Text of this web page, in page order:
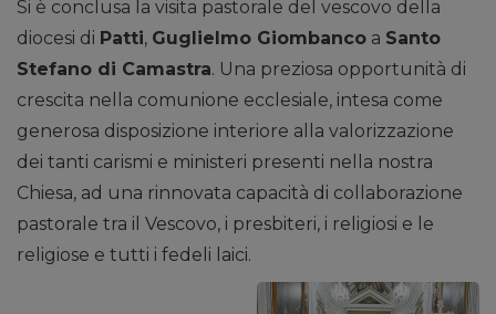
Si è conclusa la visita pastorale del vescovo della
diocesi di Patti, Guglielmo Giombanco a Santo
Stefano di Camastra. Una preziosa opportunità di
crescita nella comunione ecclesiale, intesa come
generosa disposizione interiore alla valorizzazione
dei tanti carismi e ministeri presenti nella nostra
Chiesa, ad una rinnovata capacità di collaborazione
pastorale tra il Vescovo, i presbiteri, i religiosi e le
religiose e tutti i fedeli laici.